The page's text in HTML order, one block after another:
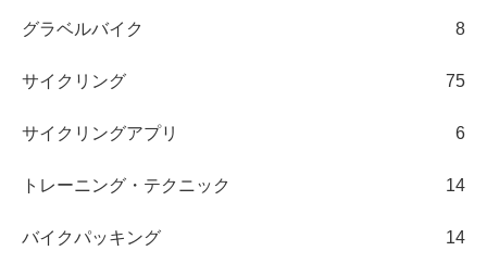
グラベルバイク 8
サイクリング 75
サイクリングアプリ 6
トレーニング・テクニック 14
バイクパッキング 14